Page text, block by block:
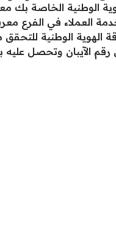
الوطنية الخاصة بك
العملاء في الفرع
الوطنية
الآيبان وتحصل عليه